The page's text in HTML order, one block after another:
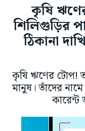
কৃষি
শিলিগুড়ির
ঠিকানা
কৃষি ঋণের টোপ!
মানুষ। তাঁদের
কারেন্ট